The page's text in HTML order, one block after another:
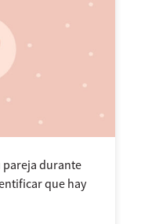
pareja durante
que hay